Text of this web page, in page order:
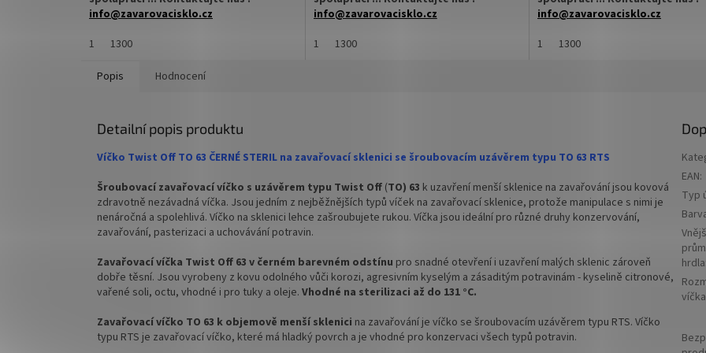
info@zavarovacisklo.cz
✅
Víčko na sklenici s uzávěrem typu Twist
✅ Různé varianty víček TO 63 objednejte
ZDE
✅ Pro výhodnější cenu kupte celý karton
✅ Víčka skladem a ihned k odeslání!
Kupte karton víček a máte na něj
dopravu ZDARMA!
1 1300
info@zavarovacisklo.cz
✅
Víčko na sklenici s uzávěrem typu Twist
ZDE
✅ Pro výhodnější cenu kupte celý karton
✅ Víčka skladem a ihned k odeslání!
dopravu ZDARMA!
1 1300
info@zavarovacisklo.cz
✅
Víčko na sklenici s uzávěrem typu
✅ Různé varianty víček TO 63
✅ Pro výhodnější cenu si kupte celý
ZDE
✅ Víčka skladem a ihned k odeslání!
Kupte karton víček a máte na
dopravu ZDARMA!
1 1300
Popis Hodnocení
Detailní popis produktu
Víčko Twist Off TO 63 ČERNÉ STERIL na zavařovací sklenici se šroubovacím uzávěrem typu TO 63 RTS
Šroubovací zavařovací víčko s uzávěrem typu Twist Off (TO) 63 k uzavření menší sklenice na zavařování jsou kovová
zdravotně nezávadná víčka. Jsou jedním z nejběžnějších typů víček na zavařovací sklenice, protože manipulace s nimi je
nenáročná a spolehlivá. Víčko na sklenici lehce zašroubujete rukou. Víčka jsou ideální pro různé druhy konzervování,
zavařování, pasterizaci a uchovávání potravin.
Zavařovací víčka Twist Off 63 v černém barevném odstínu pro snadné otevření i uzavření malých sklenic zároveň
dobře těsní. Jsou vyrobeny z kovu odolného vůči korozi, agresivním kyselým a zásaditým potravinám - kyselině citronové,
vařené soli, octu, vhodné i pro tuky a oleje. Vhodné na sterilizaci až do 131 °C.
Zavařovací víčko TO 63 k objemově menší sklenici na zavařování je víčko se šroubovacím uzávěrem typu RTS. Víčko
typu RTS je zavařovací víčko, které má hladký povrch a je vhodné pro konzervaci všech typů potravin.
EAN:
Typ
hrdla
víčka